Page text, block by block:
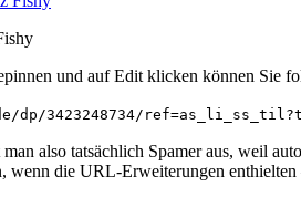
und auf Edit klicken können Sie
dp/3423248734/
also tatsächlich Spamer aus, weil
wenn die URL-Erweiterungen